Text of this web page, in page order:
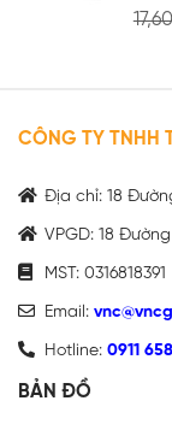
CÔNG TY TNHH
Địa chỉ: 18
VPGD: 18
MST: 0316818391
Email:
Hotline: 0911
BẢN ĐỒ